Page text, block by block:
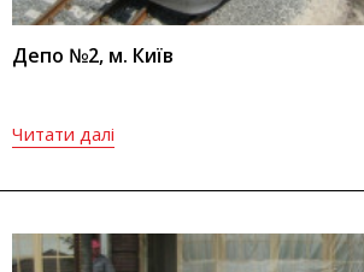
Депо №2, м. Київ
Читати далі